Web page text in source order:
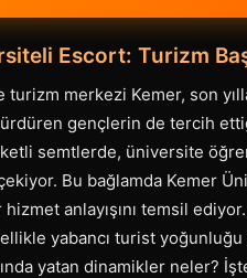
Escort: Turizm
turizm merkezi Kemer, son
gençlerin de tercih
semtlerde, üniversite
Bu bağlamda Kemer
hizmet anlayışını temsil
yabancı turist
yatan dinamikler neler?